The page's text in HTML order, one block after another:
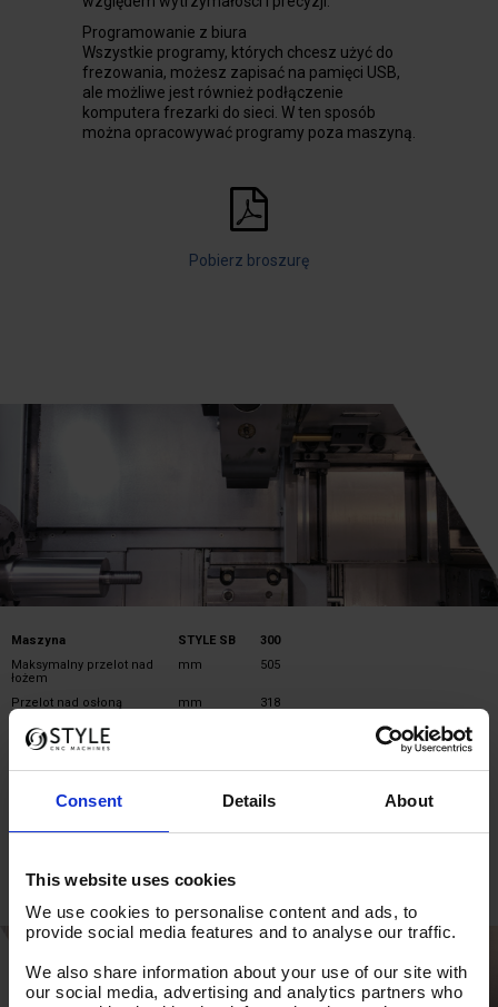
Consent Details About
This website uses cookies
We use cookies to personalise content and ads, to
provide social media features and to analyse our traffic.
We also share information about your use of our site with
our social media, advertising and analytics partners who
Programowanie z biura
Wszystkie programy, których chcesz użyć do
frezowania, możesz zapisać na pamięci USB,
ale możliwe jest również podłączenie
komputera frezarki do sieci. W ten sposób
można opracowywać programy poza maszyną.
Pobierz broszurę
Maszyna STYLE SB
300
Maksymalny przelot nad
łożem
mm 505
Przelot nad osłoną
suportu wzdłużnego
mm 318
Maksymalna średnica
toczenia
toczenia
wzdłużnego